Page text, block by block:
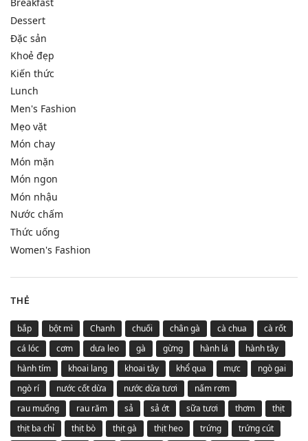
Breakfast
Dessert
Đặc sản
Khoẻ đẹp
Kiến thức
Lunch
Men's Fashion
Mẹo vặt
Món chay
Món mặn
Món ngon
Món nhậu
Nước chấm
Thức uống
Women's Fashion
THẺ
bắp bột mì Chanh chuối chân gà cà chua
cà rốt
cá lóc
cơm dưa leo gà gừng hành lá
hành tây
hành tím
khoai lang khoai tây khổ qua mực
ngò gai
ngò rí
nước cốt dừa nước dừa tươi
nấm rơm
rau muống
rau răm sả sả ớt sữa tươi thơm
thịt
thịt ba chỉ
thịt bò thịt gà thịt heo trứng
trứng cút